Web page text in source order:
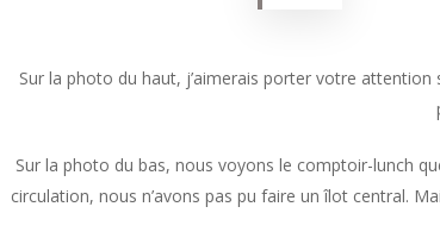
Sur la photo du haut, j’aimerais porter votre
Sur la photo du bas, nous voyons le comptoir-lunch
circulation, nous n’avons pas pu faire un îlot central.